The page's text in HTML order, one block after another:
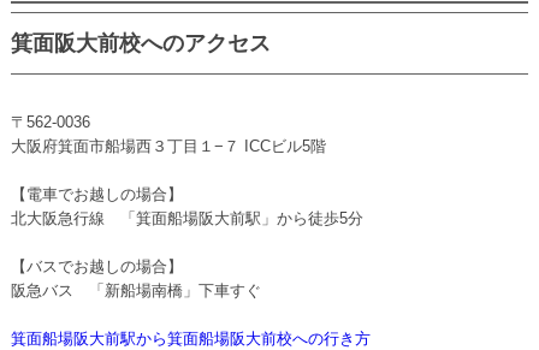
箕面阪大前校へのアクセス
〒562-0036
大阪府箕面市船場西３丁目１−７ ICCビル5階
【電車でお越しの場合】
北大阪急行線 「箕面船場阪大前駅」から徒歩5分
【バスでお越しの場合】
阪急バス 「新船場南橋」下車すぐ
箕面船場阪大前駅から箕面船場阪大前校への行き方